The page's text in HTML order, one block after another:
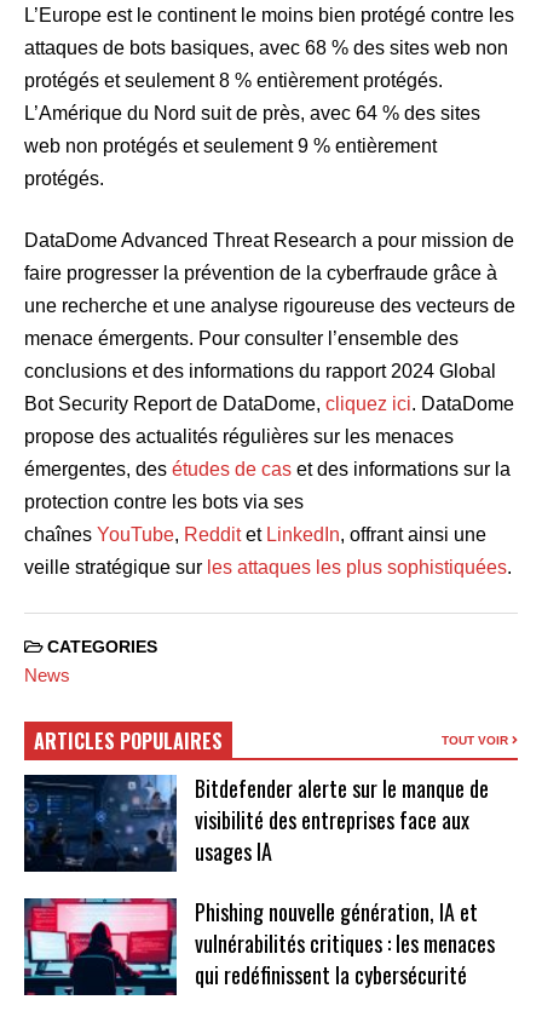
L’Europe est le continent le moins bien protégé contre les
attaques de bots basiques, avec 68 % des sites web non
protégés et seulement 8 % entièrement protégés.
L’Amérique du Nord suit de près, avec 64 % des sites
web non protégés et seulement 9 % entièrement
protégés.
DataDome Advanced Threat Research a pour mission de
faire progresser la prévention de la cyberfraude grâce à
une recherche et une analyse rigoureuse des vecteurs de
menace émergents. Pour consulter l’ensemble des
conclusions et des informations du rapport 2024 Global
Bot Security Report de DataDome, cliquez ici. DataDome
propose des actualités régulières sur les menaces
émergentes, des études de cas et des informations sur la
protection contre les bots via ses
chaînes YouTube, Redditet LinkedIn, offrant ainsi une
veille stratégique sur les attaques les plus sophistiquées.
CATEGORIES
News
ARTICLES POPULAIRES TOUT VOIR
Bitdefender alerte sur le manque de
visibilité des entreprises face aux
usages IA
Phishing nouvelle génération, IA et
vulnérabilités critiques : les menaces
qui redéfinissent la cybersécurité